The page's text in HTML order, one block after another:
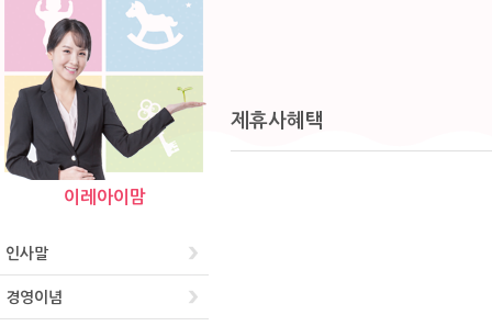
이레아이맘
인사말
경영이념
제휴사혜택